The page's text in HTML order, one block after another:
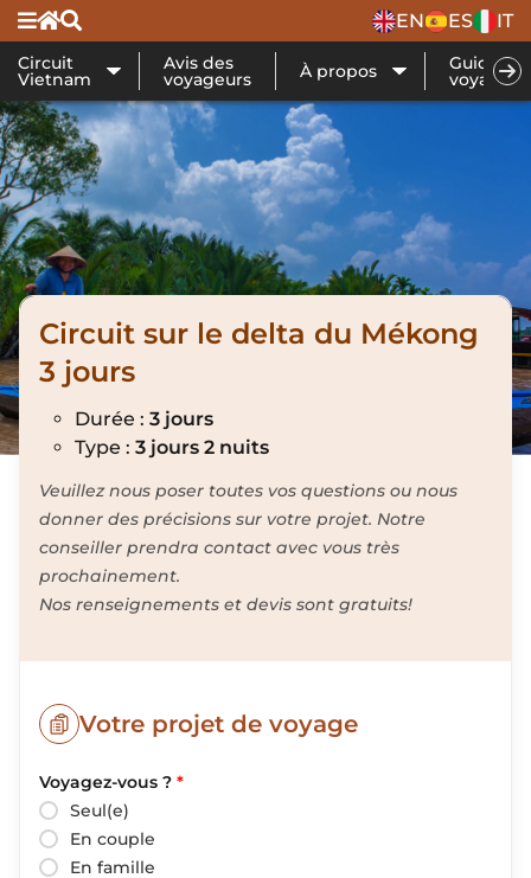
EN ES IT
Circuit
Vietnam
Avis des
voyageurs À propos Guide de
voyage
Circuit sur le delta du Mékong
3 jours
Durée : 3 jours
Type : 3 jours 2 nuits
Veuillez nous poser toutes vos questions ou nous
donner des précisions sur votre projet. Notre
conseiller prendra contact avec vous très
prochainement.
Nos renseignements et devis sont gratuits!
Votre projet de voyage
Voyagez-vous ? *
Seul(e)
En couple
En famille